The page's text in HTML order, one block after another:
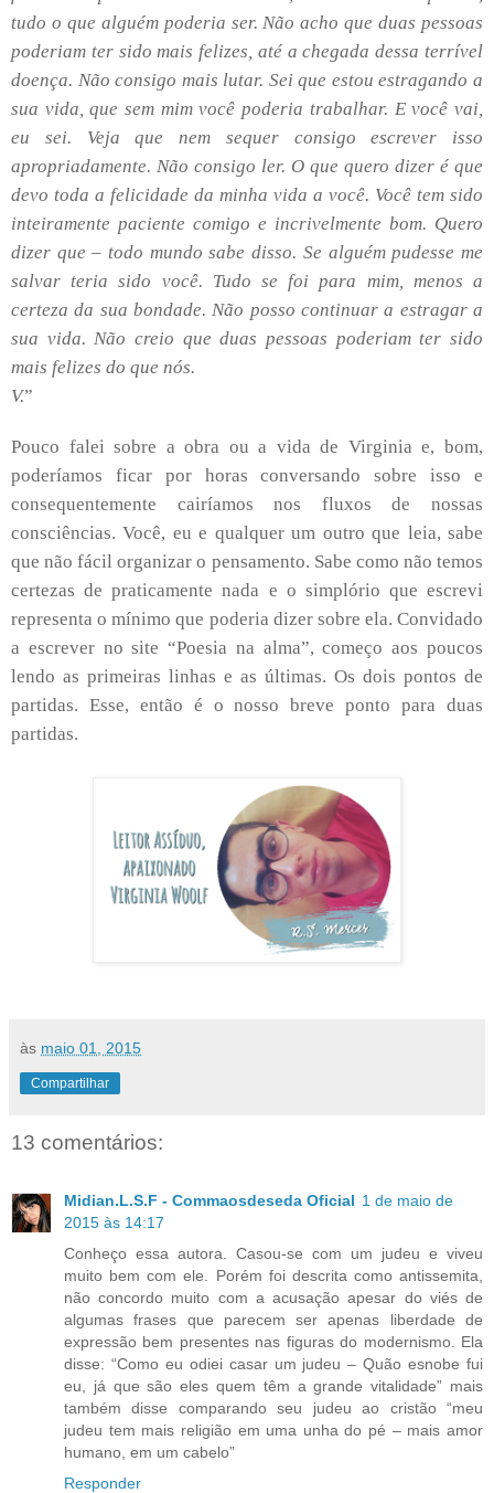
tudo o que alguém poderia ser. Não acho que duas pessoas
poderiam ter sido mais felizes, até a chegada dessa terrível
doença. Não consigo mais lutar. Sei que estou estragando a
sua vida, que sem mim você poderia trabalhar. E você vai,
eu sei. Veja que nem sequer consigo escrever isso
apropriadamente. Não consigo ler. O que quero dizer é que
devo toda a felicidade da minha vida a você. Você tem sido
inteiramente paciente comigo e incrivelmente bom. Quero
dizer que – todo mundo sabe disso. Se alguém pudesse me
salvar teria sido você. Tudo se foi para mim, menos a
certeza da sua bondade. Não posso continuar a estragar a
sua vida. Não creio que duas pessoas poderiam ter sido
mais felizes do que nós.
V.”
Pouco falei sobre a obra ou a vida de Virginia e, bom,
poderíamos ficar por horas conversando sobre isso e
consequentemente cairíamos nos fluxos de nossas
consciências. Você, eu e qualquer um outro que leia, sabe
que não fácil organizar o pensamento. Sabe como não temos
certezas de praticamente nada e o simplório que escrevi
representa o mínimo que poderia dizer sobre ela. Convidado
a escrever no site “Poesia na alma”, começo aos poucos
lendo as primeiras linhas e as últimas. Os dois pontos de
partidas. Esse, então é o nosso breve ponto para duas
partidas.
às maio 01, 2015
Compartilhar
13 comentários:
Midian.L.S.F - Commaosdeseda Oficial 1 de maio de
2015 às 14:17
Conheço essa autora. Casou-se com um judeu e viveu
muito bem com ele. Porém foi descrita como antissemita,
não concordo muito com a acusação apesar do viés de
algumas frases que parecem ser apenas liberdade de
expressão bem presentes nas figuras do modernismo. Ela
disse: “Como eu odiei casar um judeu – Quão esnobe fui
eu, já que são eles quem têm a grande vitalidade” mais
também disse comparando seu judeu ao cristão “meu
judeu tem mais religião em uma unha do pé – mais amor
humano, em um cabelo”
Responder